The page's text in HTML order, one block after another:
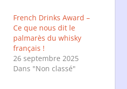
French Drinks Award –
Ce que nous dit le
palmarès du whisky
français !
26 septembre 2025
Dans "Non classé"